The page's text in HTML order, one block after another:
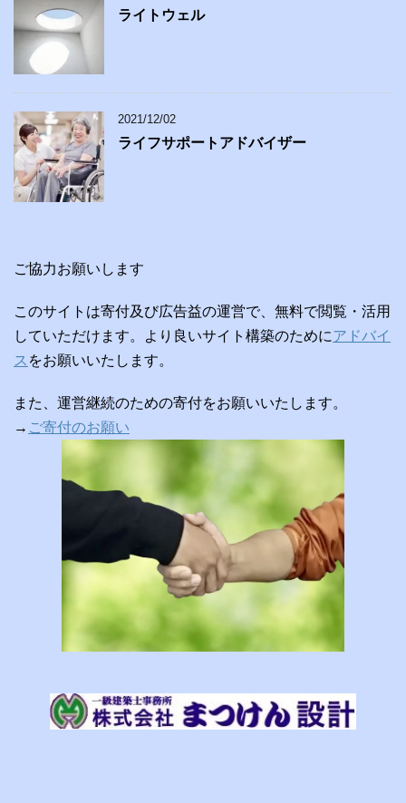
ライトウェル
2021/12/02
ライフサポートアドバイザー
ご協力お願いします
このサイトは寄付及び広告益の運営で、無料で閲覧・活用
していただけます。より良いサイト構築のためにアドバイ
ス をお願いいたします。
また、運営継続のための寄付をお願いいたします。
→ ご寄付のお願い